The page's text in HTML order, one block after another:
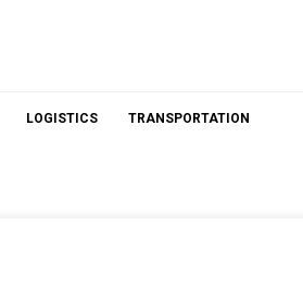
LOGISTICS TRANSPORTATION